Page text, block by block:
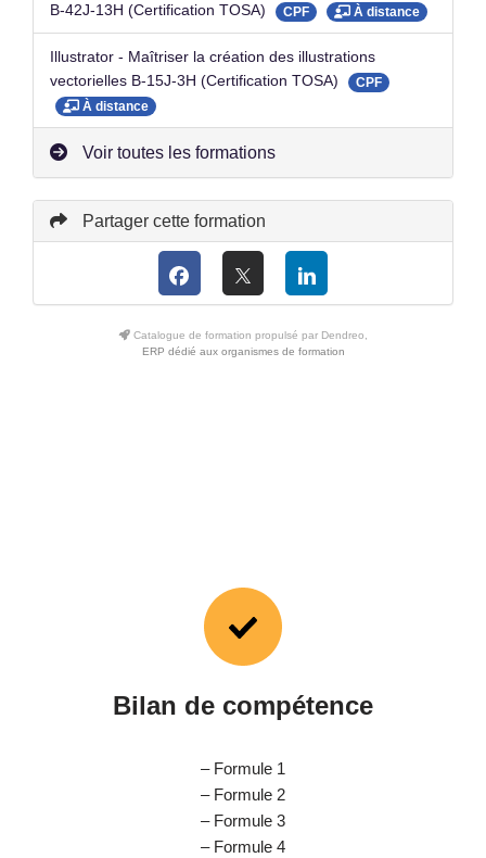
B-42J-13H (Certification TOSA)
CPF À distance
Illustrator - Maîtriser la création des illustrations
vectorielles B-15J-3H (Certification TOSA)
CPF
À distance
Voir toutes les formations
Partager cette formation
Catalogue de formation propulsé par Dendreo,
ERP dédié aux organismes de formation
Bilan de compétence
– Formule 1
– Formule 2
– Formule 3
– Formule 4